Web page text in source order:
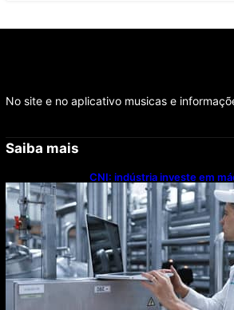
No site e no aplicativo musicas e
Saiba mais
CNI: indústria investe em
modernização tecnológica